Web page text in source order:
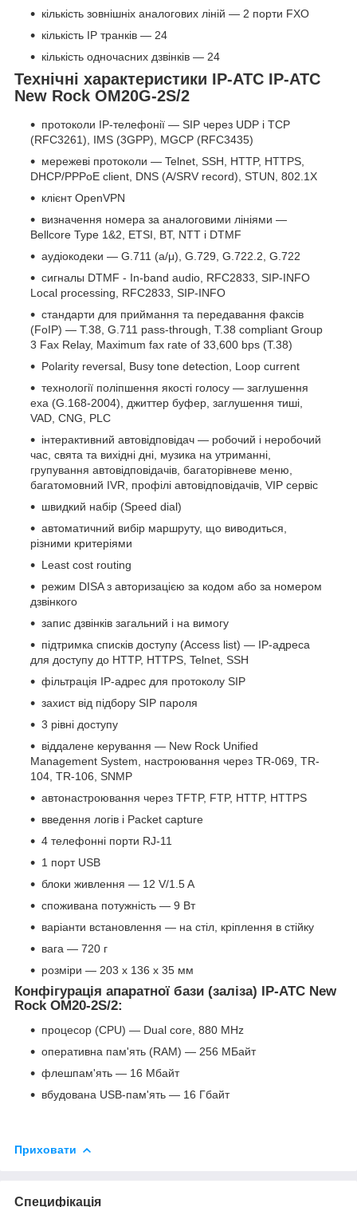
кількість зовнішніх аналогових ліній — 2 порти FXO
кількість IP транків — 24
кількість одночасних дзвінків — 24
Технічні характеристики IP-АТС IP-АТС
New Rock OM20G-2S/2
протоколи IP-телефонії — SIP через UDP і TCP
(RFC3261), IMS (3GPP), MGCP (RFC3435)
мережеві протоколи — Telnet, SSH, HTTP, HTTPS,
DHCP/PPPoE client, DNS (A/SRV record), STUN, 802.1X
клієнт OpenVPN
визначення номера за аналоговими лініями —
Bellcore Type 1&2, ETSI, BT, NTT і DTMF
аудіокодеки — G.711 (a/μ), G.729, G.722.2, G.722
сигналы DTMF - In-band audio, RFC2833, SIP-INFO
Local processing, RFC2833, SIP-INFO
стандарти для приймання та передавання факсів
(FoIP) — T.38, G.711 pass-through, T.38 compliant Group
3 Fax Relay, Maximum fax rate of 33,600 bps (T.38)
Polarity reversal, Busy tone detection, Loop current
технології поліпшення якості голосу — заглушення
еха (G.168-2004), джиттер буфер, заглушення тиші,
VAD, CNG, PLC
інтерактивний автовідповідач — робочий і неробочий
час, свята та вихідні дні, музика на утриманні,
групування автовідповідачів, багаторівневе меню,
багатомовний IVR, профілі автовідповідачів, VIP сервіс
швидкий набір (Speed dial)
автоматичний вибір маршруту, що виводиться,
різними критеріями
Least cost routing
режим DISA з авторизацією за кодом або за номером
дзвінкого
запис дзвінків загальний і на вимогу
підтримка списків доступу (Access list) — IP-адреса
для доступу до HTTP, HTTPS, Telnet, SSH
фільтрація IP-адрес для протоколу SIP
захист від підбору SIP пароля
3 рівні доступу
віддалене керування — New Rock Unified
Management System, настроювання через TR-069, TR-
104, TR-106, SNMP
автонастроювання через TFTP, FTP, HTTP, HTTPS
введення логів і Packet capture
4 телефонні порти RJ-11
1 порт USB
блоки живлення — 12 V/1.5 A
споживана потужність — 9 Вт
варіанти встановлення — на стіл, кріплення в стійку
вага — 720 г
розміри — 203 х 136 х 35 мм
Конфігурація апаратної бази (заліза) IP-АТС New
Rock OM20-2S/2:
процесор (CPU) — Dual core, 880 MHz
оперативна пам'ять (RAM) — 256 МБайт
флешпам'ять — 16 Мбайт
вбудована USB-пам'ять — 16 Гбайт
Приховати
Специфікація